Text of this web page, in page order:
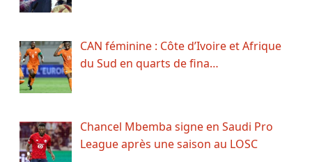
CAN féminine : Côte d’Ivoire et Afrique
du Sud en quarts de fina…
Chancel Mbemba signe en Saudi Pro
League après une saison au LOSC